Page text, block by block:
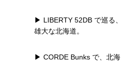
▶ LIBERTY 52DB で巡る、
雄大な北海道。
▶ CORDE Bunks で、北海